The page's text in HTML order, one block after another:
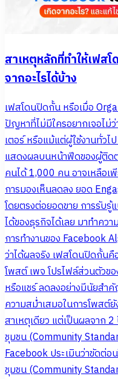
สาเหตุหลักที่ทำให้เฟส
จากอะไรได้บ้าง
เฟสโดนปิดกั้น หรือเมื่อ
ปัญหาที่ไม่มีใครอยากเจอไม่
เตอร์ หรือแม้แต่ผู้ใช้งานทั่วไ
แสดงผลบนหน้าฟีดของผู้ติด
คนได้ 1,000 คน อาจเหลือเ
การมองเห็นลดลง ยอด
โดยตรงต่อยอดขาย การรับ
ได้ของธุรกิจได้เลย มาทำคว
การทำงานของ Facebook
ว่าได้ผลจริง เฟสโดนปิดกั้น
โพสต์ เพจ โปรไฟล์ส่วนตัวข
หรือแชร์ ลดลงอย่างมีนัยสำ
ความสม่ำเสมอในการโพสต์
สาเหตุเดียว แต่เป็นผลจาก
ชุมชน (Community
Facebook ประเมินว่าขัดต่อ
ชุมชน (Community